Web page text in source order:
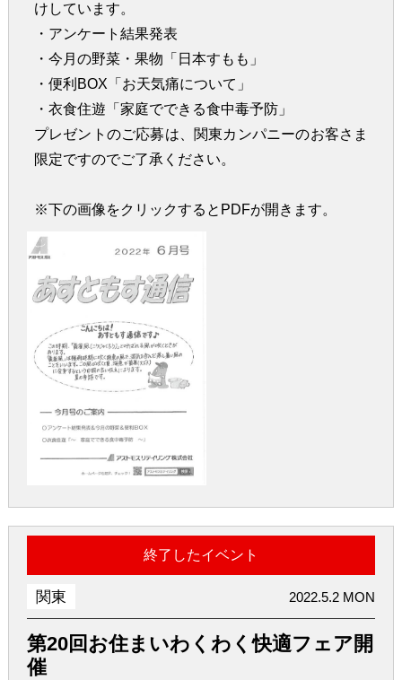
けしています。
・アンケート結果発表
・今月の野菜・果物「日本すもも」
・便利BOX「お天気痛について」
・衣食住遊「家庭でできる食中毒予防」
プレゼントのご応募は、関東カンパニーのお客さま
限定ですのでご了承ください。
※下の画像をクリックするとPDFが開きます。
終了したイベント
関東 2022.5.2 MON
第20回お住まいわくわく快適フェア開
催